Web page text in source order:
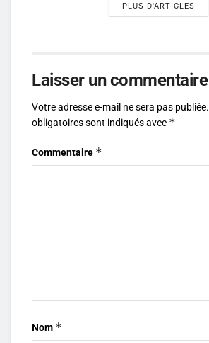
PLUS D'ARTICLES
Laisser un commentaire
Votre adresse e-mail ne sera pas publiée.
obligatoires sont indiqués avec *
Commentaire *
Nom *